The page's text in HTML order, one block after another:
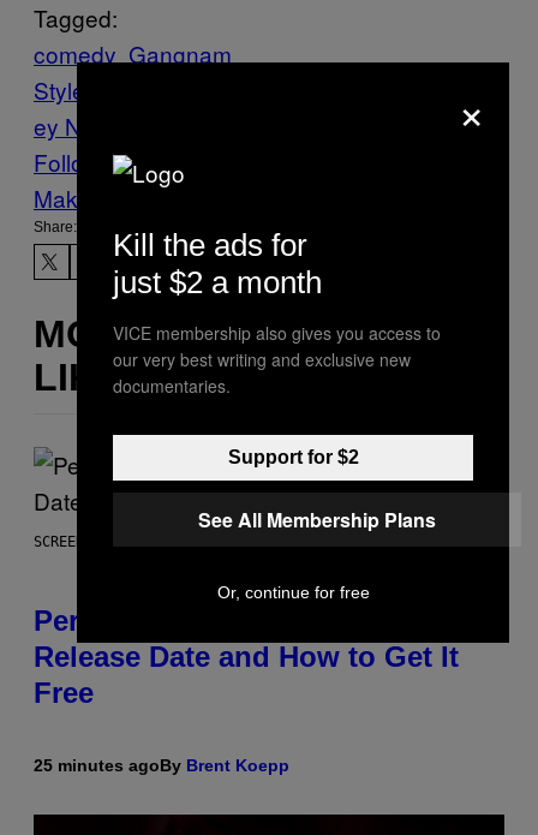
Tagged:
comedy Gangnam
Style
ey News
Follow Us On Discover
Make Us Preferred In Top Stories
Share:
MORE
LIKE THIS
SCREENSHOT: EPIC GAMES
Perlica Fortnite Skin Revealed –
Release Date and How to Get It
Free
25 minutes agoBy Brent Koepp
×
Kill the ads for
just $2 a month
VICE membership also gives you access to
our very best writing and exclusive new
documentaries.
Support for $2
See All Membership Plans
Or, continue for free